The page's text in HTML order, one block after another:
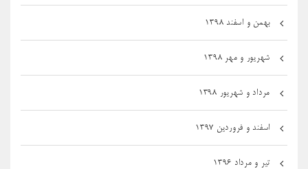
بهمن و اسفند ۱۳۹۸
شهریور و مهر ۱۳۹۸
مرداد و شهریور ۱۳۹۸
اسفند و فروردین ۱۳۹۷
تیر و مرداد ۱۳۹۶